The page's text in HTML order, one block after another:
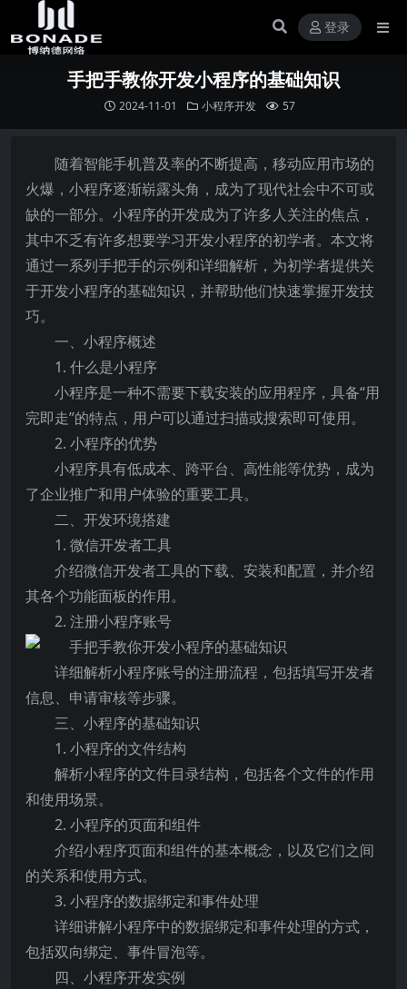
登录
手把手教你开发小程序的基础知识
2024-11-01 小程序开发 57
随着智能手机普及率的不断提高，移动应用市场的
火爆，小程序逐渐崭露头角，成为了现代社会中不可或
缺的一部分。小程序的开发成为了许多人关注的焦点，
其中不乏有许多想要学习开发小程序的初学者。本文将
通过一系列手把手的示例和详细解析，为初学者提供关
于开发小程序的基础知识，并帮助他们快速掌握开发技
巧。
一、小程序概述
1. 什么是小程序
小程序是一种不需要下载安装的应用程序，具备“用
完即走”的特点，用户可以通过扫描或搜索即可使用。
2. 小程序的优势
小程序具有低成本、跨平台、高性能等优势，成为
了企业推广和用户体验的重要工具。
二、开发环境搭建
1. 微信开发者工具
介绍微信开发者工具的下载、安装和配置，并介绍
其各个功能面板的作用。
2. 注册小程序账号
详细解析小程序账号的注册流程，包括填写开发者
信息、申请审核等步骤。
三、小程序的基础知识
1. 小程序的文件结构
解析小程序的文件目录结构，包括各个文件的作用
和使用场景。
2. 小程序的页面和组件
介绍小程序页面和组件的基本概念，以及它们之间
的关系和使用方式。
3. 小程序的数据绑定和事件处理
详细讲解小程序中的数据绑定和事件处理的方式，
包括双向绑定、事件冒泡等。
四、小程序开发实例